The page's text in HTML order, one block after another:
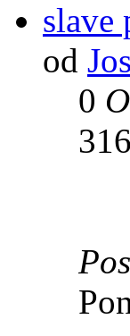
slave
od
0